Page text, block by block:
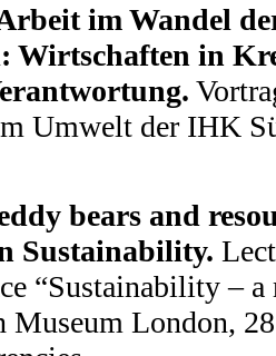
im Wandel
Wirtschaften in
Umwelt der IHK
bears and
Sustainability.
“Sustainability – a
Museum London,